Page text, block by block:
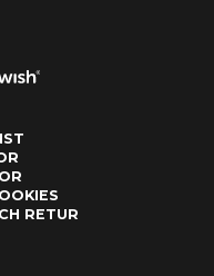
RETUR